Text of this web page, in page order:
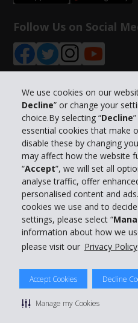
We use cookies on our
Decline” or change your
choice.By selecting “Decline
essential cookies that make
disable these by changing
may affect how the website
“Accept”, we will set all
analyse traffic, offer
personalised content and
cookies we use and to
settings, please select “
information about how we
please visit our Privacy Policy
Accept Cookies Decline
Manage my Cookies
Follow Us on Social
Info su Hertz
Business
Customer Service
Prenota con Hertz
© 2026 The Hertz
Privacy Policy | Condizioni di
Manage cookie preferences